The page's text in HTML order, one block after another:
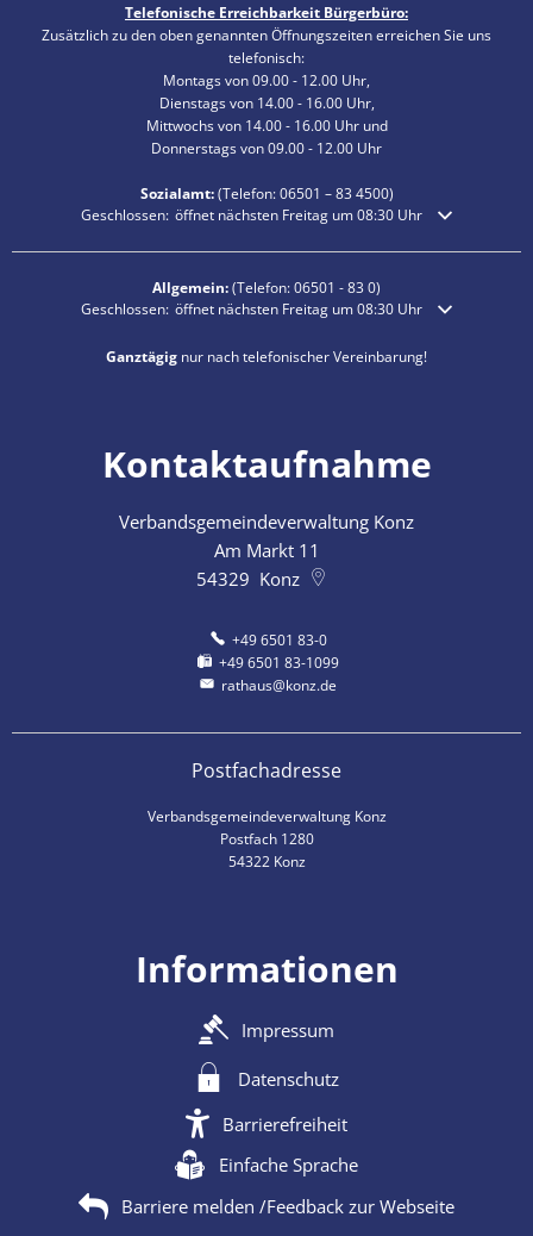
Telefonische Erreichbarkeit Bürgerbüro:
Zusätzlich zu den oben genannten Öffnungszeiten erreichen Sie uns
telefonisch:
Montags von 09.00 - 12.00 Uhr,
Dienstags von 14.00 - 16.00 Uhr,
Mittwochs von 14.00 - 16.00 Uhr und
Donnerstags von 09.00 - 12.00 Uhr
Sozialamt:(Telefon:06501 – 834500)
Klicken, um weitere Öffnungs- oder Schließzeiten auszublenden
Geschlossen: öffnet nächsten Freitag um 08:30 Uhr
Allgemein:(Telefon:06501 - 83 0)
Klicken, um weitere Öffnungs- oder Schließzeiten auszublenden
Geschlossen: öffnet nächsten Freitag um 08:30 Uhr
Ganztägig nur nach telefonischer Vereinbarung!
Kontaktaufnahme
Verbandsgemeindeverwaltung Konz
Am Markt 11
54329 Konz
+49 6501 83-0
+49 6501 83-1099
rathaus@konz.de
Postfachadresse
Verbandsgemeindeverwaltung Konz
Postfach 1280
54322 Konz
Informationen
Impressum
Datenschutz
Barrierefreiheit
Einfache Sprache
Barriere melden /Feedback zur Webseite